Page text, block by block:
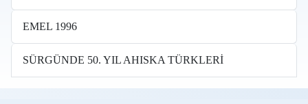
EMEL 1996
SÜRGÜNDE 50. YIL AHISKA TÜRKLERİ